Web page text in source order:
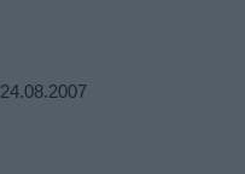
24.08.2007